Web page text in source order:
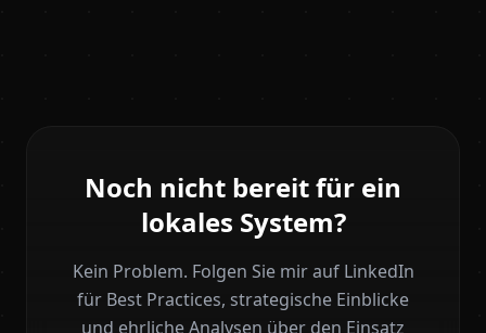
Noch nicht bereit für ein
lokales System?
Kein Problem. Folgen Sie mir auf LinkedIn
für Best Practices, strategische Einblicke
und ehrliche Analysen über den Einsatz